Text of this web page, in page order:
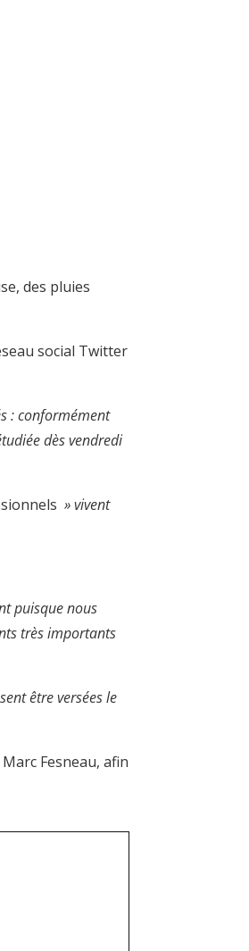
des pluies
social Twitter
: conformément
dès vendredi
» vivent
puisque nous
très importants
être versées le
Fesneau, afin